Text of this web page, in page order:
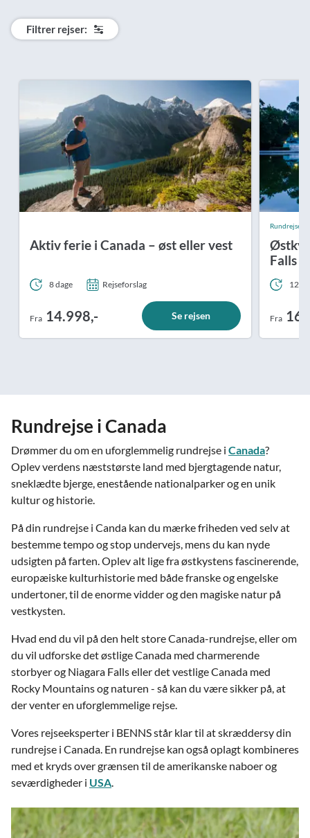
Filtrer rejser:
Aktiv ferie i Canada – øst eller vest
8 dage Rejseforslag
Fra 14.998,- Se rejsen
Rundrejse
Falls -
12
Fra
Rundrejse i Canada
Drømmer du om en uforglemmelig rundrejse i Canada?
Oplev verdens næststørste land med bjergtagende natur,
sneklædte bjerge, enestående nationalparker og en unik
kultur og historie.
På din rundrejse i Canda kan du mærke friheden ved selv at
bestemme tempo og stop undervejs, mens du kan nyde
udsigten på farten. Oplev alt lige fra østkystens fascinerende,
europæiske kulturhistorie med både franske og engelske
undertoner, til de enorme vidder og den magiske natur på
vestkysten.
Hvad end du vil på den helt store Canada-rundrejse, eller om
du vil udforske det østlige Canada med charmerende
storbyer og Niagara Falls eller det vestlige Canada med
Rocky Mountains og naturen - så kan du være sikker på, at
der venter en uforglemmelige rejse.
Vores rejseeksperter i BENNS står klar til at skræddersy din
rundrejse i Canada. En rundrejse kan også oplagt kombineres
med et kryds over grænsen til de amerikanske naboer og
seværdigheder i USA.